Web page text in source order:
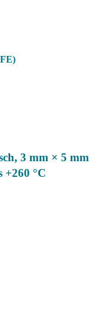
3 mm × 5 mm
+260 °C